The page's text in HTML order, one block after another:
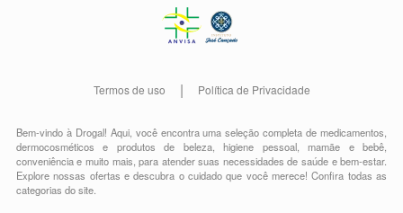
Termos de uso Política de Privacidade
Bem-vindo à Drogal! Aqui, você encontra uma seleção completa demedicamentos
dermocosméticos e produtos de beleza,higiene pessoal,mamãe e bebê
conveniênciae muito mais, para atender suas necessidades de saúde e bem-estar.
Explore nossas ofertas e descubra o cuidado que você merece!Confira todas as
categorias do site.